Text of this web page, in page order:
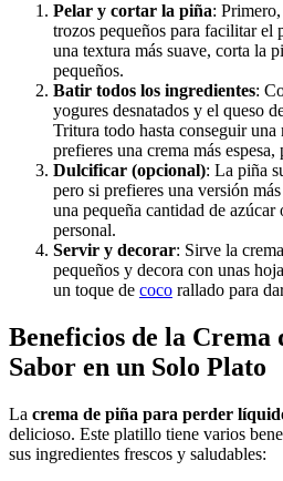
Pelar y cortar la piña:
trozos pequeños para facilitar el
una textura más suave, corta la
pequeños.
Batir todos los ingredientes:
yogures desnatados y el queso
Tritura todo hasta conseguir
prefieres una crema más espesa,
Dulcificar (opcional): La piña
pero si prefieres una versión
una pequeña cantidad de
personal.
Servir y decorar: Sirve la
pequeños y decora con unas
un toque de coco rallado para
Beneficios de la Crema
Sabor en un Solo Plato
La crema de piña para perder
delicioso. Este platillo tiene varios
sus ingredientes frescos y saludables: